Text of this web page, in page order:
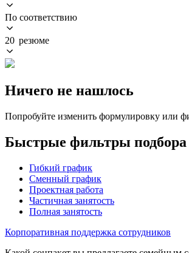
По соответствию
20 резюме
Ничего не нашлось
Попробуйте изменить формулировку или
Быстрые фильтры подбора
Гибкий график
Сменный график
Проектная работа
Частичная занятость
Полная занятость
Корпоративная поддержка сотрудников